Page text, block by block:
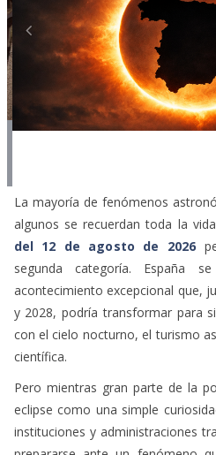
segunda categoría. España
acontecimiento excepcional que,
y 2028, podría transformar para
con el cielo nocturno, el turismo
Pero mientras gran parte de la
eclipse como una simple
prepararse ante un fenómeno
personas, pondrá a prueba
durante unos minutos a España